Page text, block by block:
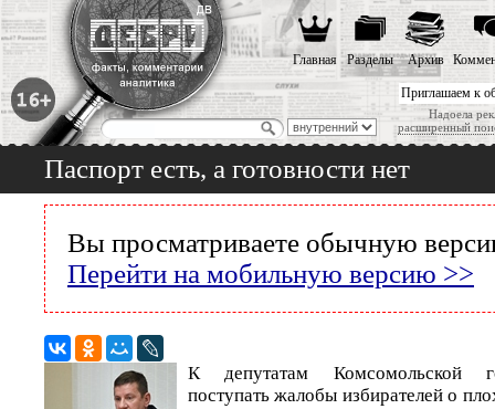
Приглашаем к
Надоела
расширенный
Главная Разделы Архив
Паспорт есть, а готовности нет
Вы просматриваете обычную
Перейти на мобильную версию >>
К депутатам Комсомольской
поступать жалобы избирателей о